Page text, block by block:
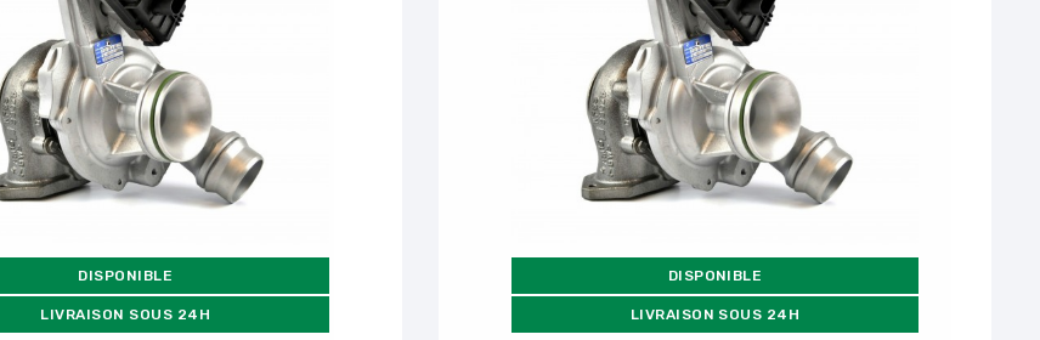
DISPONIBLE
LIVRAISON SOUS 24H
DISPONIBLE
LIVRAISON SOUS 24H